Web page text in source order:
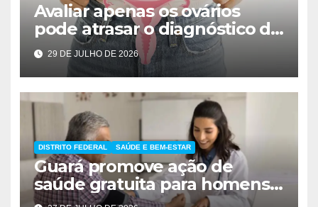
Avaliar apenas os ovários
pode atrasar o diagnóstico da
SOMP e comprometer a
saúde da mulher
29 DE JULHO DE 2026
DISTRITO FEDERAL SAÚDE E BEM-ESTAR
Guará promove ação de
saúde gratuita para homens
nesta terça-feira